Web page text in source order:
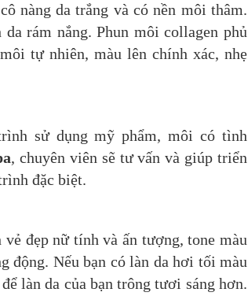
nàng da trắng và có nền môi thâm.
rám nắng. Phun môi collagen phủ
tự nhiên, màu lên chính xác, nhẹ
sử dụng mỹ phẩm, môi có tình
, chuyên viên sẽ tư vấn và giúp triển
đặc biệt.
đẹp nữ tính và ấn tượng, tone màu
động. Nếu bạn có làn da hơi tối màu
làn da của bạn trông tươi sáng hơn.